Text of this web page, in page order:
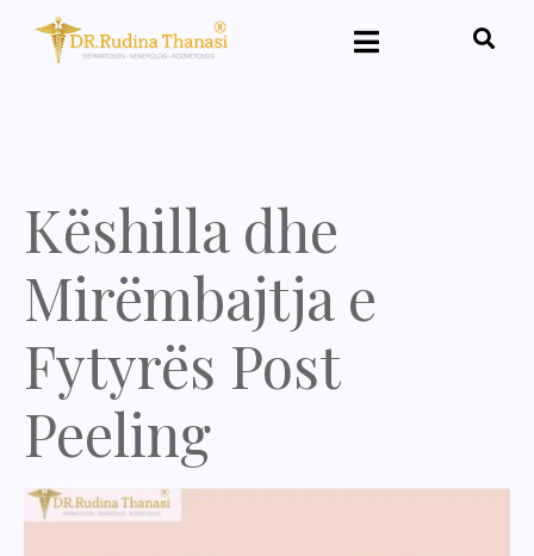
Këshilla dhe
Mirëmbajtja e
Fytyrës Post
Peeling